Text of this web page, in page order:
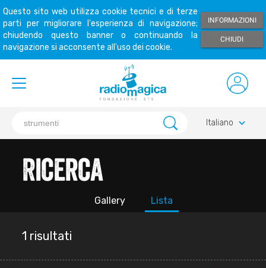
Questo sito web utilizza cookie tecnici e di terze
parti per migliorare l'esperienza di navigazione;
chiudendo questo banner o continuando la
navigazione si acconsente all'uso dei cookie.
INFORMAZIONI
CHIUDI
Italiano keyboard_arrow_down
Ricerca
Gallery Lista
1 risultati